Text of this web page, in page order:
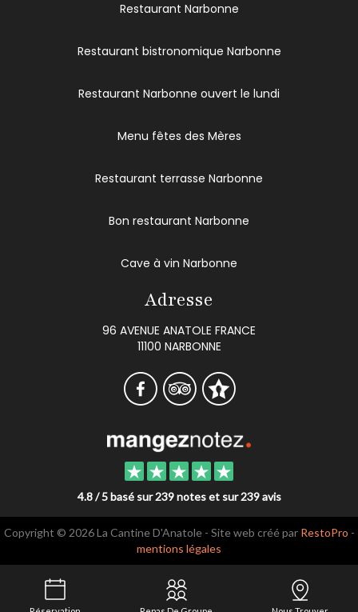
Restaurant Narbonne
Restaurant bistronomique Narbonne
Restaurant Narbonne ouvert le lundi
Menu fêtes des Mères
Restaurant terrasse Narbonne
Bon restaurant Narbonne
Cave à vin Narbonne
Adresse
96 AVENUE ANATOLE FRANCE
11100 NARBONNE
4.8 / 5 basé sur 239 notes et sur 239 avis
Copyright © 2026 La Cantine D'Anatole - Site web créé par RestoPro -
mentions légales